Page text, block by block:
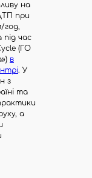
на
при
год,
під час
(ГО
в
. У
з
та
а